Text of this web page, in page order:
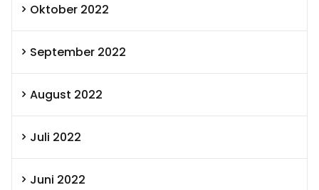
Oktober 2022
September 2022
August 2022
Juli 2022
Juni 2022